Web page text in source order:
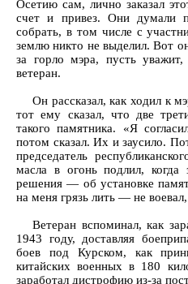
Осетию сам, лично заказал
счет и привез. Они думали
собрать, в том числе с
землю никто не выделил. Вот
за горло мэра, пусть уважит,
ветеран.
Он рассказал, как ходил к
тот ему сказал, что две
такого памятника. «Я
потом сказал. Их и заусило.
председатель
масла в огонь подлил, когда
решения — об установке
на меня грязь лить — не
Ветеран вспоминал, как
1943 году, доставляя
боев под Курском, как
китайских военных в 180
заработал дистрофию из-за